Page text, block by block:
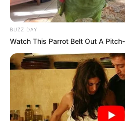
BUZZ DAY
Watch This Parrot Belt Out A